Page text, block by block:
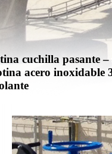
cuchilla pasante –
acero inoxidable